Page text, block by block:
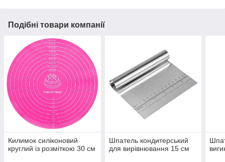
Подібні товари компанії
Килимок силіконовий
круглий із розміткою 30 см
Шпатель кондитерський
для вирівнювання 15 см